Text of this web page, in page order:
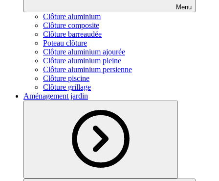
Menu
Clôture aluminium
Clôture composite
Clôture barreaudée
Poteau clôture
Clôture aluminium ajourée
Clôture aluminium pleine
Clôture aluminium persienne
Clôture piscine
Clôture grillage
Aménagement jardin